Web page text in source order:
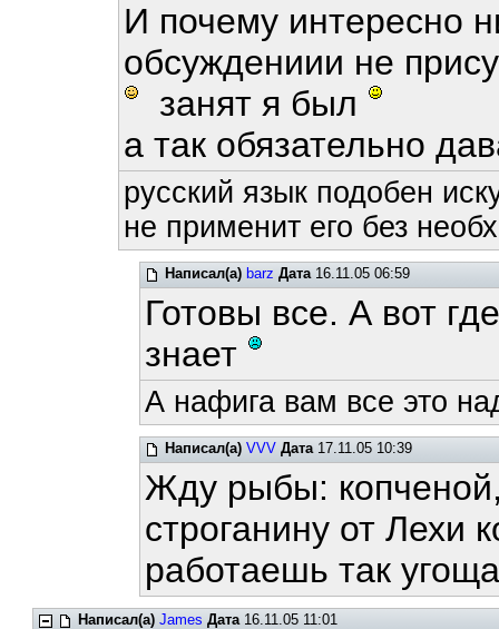
И почему интересно
обсуждениии не
занят я был
а так обязательно
русский язык подобен
не применит его без
Написал(а) barz Дата16.11.05 06:59
Готовы все. А вот
знает
А нафига вам все это
Написал(а) VVV Дата17.11.05 10:39
Жду рыбы:
строганину от Лехи
работаешь так
Написал(а) James Дата16.11.05 11:01